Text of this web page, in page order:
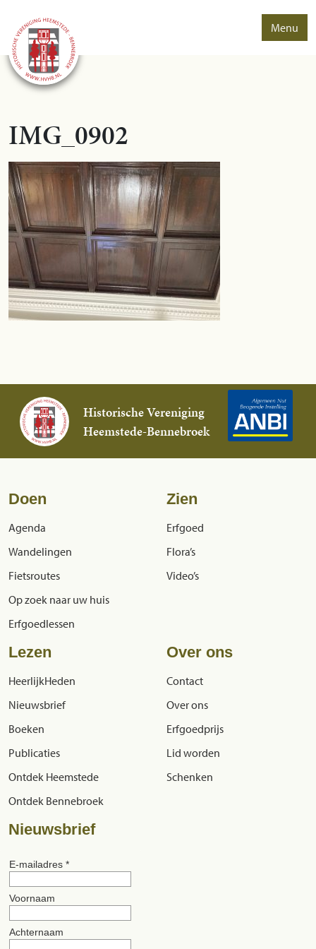
Menu
IMG_0902
Historische Vereniging
Heemstede-Bennebroek
Doen
Agenda
Wandelingen
Fietsroutes
Op zoek naar uw huis
Erfgoedlessen
Zien
Erfgoed
Flora’s
Video’s
Lezen
HeerlijkHeden
Nieuwsbrief
Boeken
Publicaties
Ontdek Heemstede
Ontdek Bennebroek
Over ons
Contact
Over ons
Erfgoedprijs
Lid worden
Schenken
Nieuwsbrief